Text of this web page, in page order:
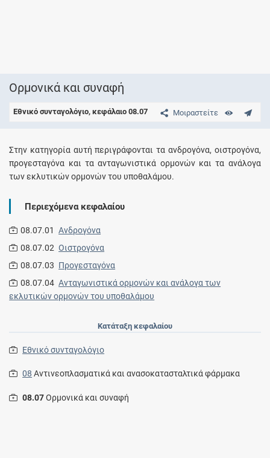
Ορμονικά και συναφή
Μοιραστείτε
Εθνικό συνταγολόγιο, κεφάλαιο 08.07
Στην κατηγορία αυτή περιγράφονται τα ανδρογόνα, οιστρογόνα,
προγεσταγόνα και τα ανταγωνιστικά ορμονών και τα ανάλογα
των εκλυτικών ορμονών του υποθαλάμου.
Περιεχόμενα κεφαλαίου
08.07.01Ανδρογόνα
08.07.02Οιστρογόνα
08.07.03 Προγεσταγόνα
08.07.04Ανταγωνιστικά ορμονών και ανάλογα των
εκλυτικών ορμονών του υποθαλάμου
Κατάταξη κεφαλαίου
Εθνικό συνταγολόγιο
08 Αντινεοπλασματικά και ανασοκατασταλτικά φάρμακα
08.07Ορμονικά και συναφή